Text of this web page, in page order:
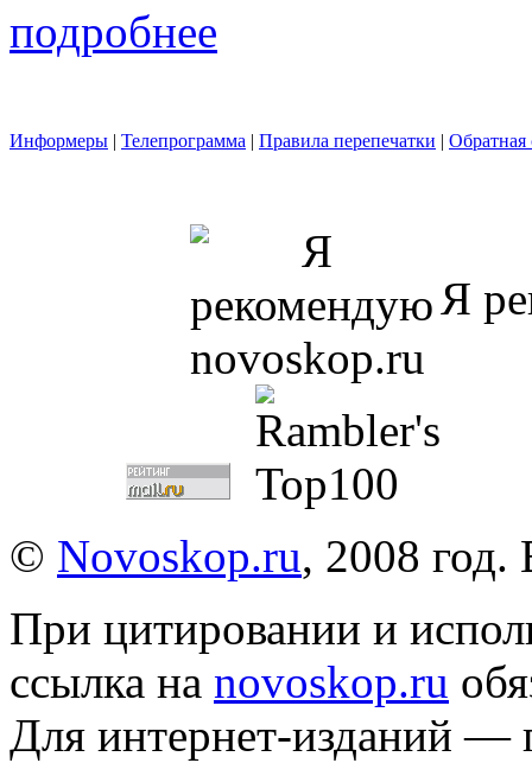
подробнее
Информеры | Телепрограмма | Правила перепечатки | Обратная
Я
© Novoskop.ru, 2008
При цитировании и
ссылка на novoskop.ru
Для интернет-изданий —